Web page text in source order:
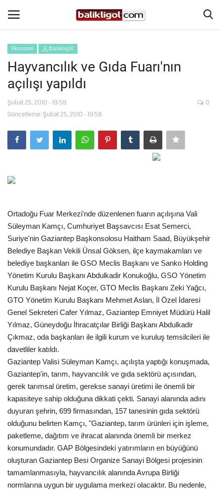
Giriş Yap
Anasayfa
Köşe Yazıları
Eğitim
Spor
Gündem
Tekno Bilim
Ekonomi
Galeriler
Siyaset
Künye
Yaşam
Sağlık
İletişim
Kültür Sanat
Ekonomi Balıklıgöl
Hayvancılık ve Gıda Fuarı'nın
açılışı yapıldı
Şubat 25, 2010 - 19:58
Güncelleme: Şubat 25, 2010 - 19:58
0
Ortadoğu Fuar Merkezi'nde düzenlenen fuarın açılışına Vali
Süleyman Kamçı, Cumhuriyet Başsavcısı Esat Semerci,
Suriye'nin Gaziantep Başkonsolosu Haitham Saad, Büyükşehir
Belediye Başkan Vekili Ünsal Göksen, ilçe kaymakamları ve
belediye başkanları ile GSO Meclis Başkanı ve Sanko Holding
Yönetim Kurulu Başkanı Abdulkadir Konukoğlu, GSO Yönetim
Kurulu Başkanı Nejat Koçer, GTO Meclis Başkanı Zeki Yağcı,
GTO Yönetim Kurulu Başkanı Mehmet Aslan, İl Özel İdaresi
Genel Sekreteri Cafer Yılmaz, Gaziantep Emniyet Müdürü Halil
Yılmaz, Güneydoğu İhracatçılar Birliği Başkanı Abdulkadir
Çıkmaz, oda başkanları ile ilgili kurum ve kuruluş temsilcileri ile
davetliler katıldı.
Gaziantep Valisi Süleyman Kamçı, açılışta yaptığı konuşmada,
Gaziantep'in, tarım, hayvancılık ve gıda sektörü açısından,
gerek tarımsal üretim, gerekse sanayi üretimi ile önemli bir
kapasiteye sahip olduğuna dikkati çekti. Sanayi alanında adını
duyuran şehrin, 699 firmasından, 157 tanesinin gıda sektörü
olduğunu belirten Kamçı, "Gaziantep, tarım ürünleri için işleme,
paketleme, dağıtım ve ihracat alanında önemli bir merkez
konumundadır. GAP Bölgesindeki yatırımların en büyüğünü
oluşturan Gaziantep Besi Organize Sanayi Bölgesi projesinin
tamamlanmasıyla, hayvancılık alanında Avrupa Birliği
normlarına uygun bir uygulama merkezi olacaktır. Bu nedenle,